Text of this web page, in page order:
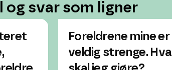
og svar som ligner
Foreldrene mine er
veldig strenge. Hva